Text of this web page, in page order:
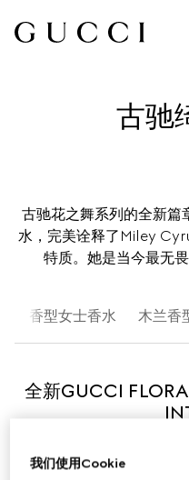
古驰
古驰花之舞系列的全新
水，完美诠释了Miley
特质。她是当今最无
栀子香型女士香水 木兰香
全新GUCCI
这款新香水放大了香草兰
味的光泽融合在一起，
我们使用Cookie